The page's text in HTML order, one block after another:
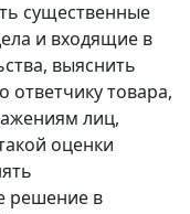
существенные
и входящие в
выяснить
товара,
лиц,
оценки
решение в